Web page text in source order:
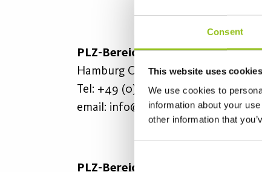
Consent
This website uses cookies
We use cookies to
information about your
other information that
PLZ-Bereich: 545xx, 57
Hamburg Office
Tel: +49 (0)40 - 75 66 34 - 0
email: info@auralight.de
PLZ-Bereich: 40-43, 45-47, 50-53,